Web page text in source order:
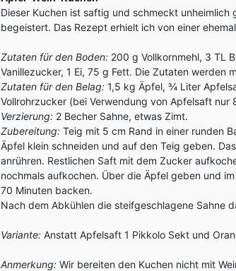
Dieser Kuchen ist saftig und schmeckt
begeistert. Das Rezept erhielt ich von einer
Zutaten für den Boden: 200 g Vollkornmehl, 3 TL
Vanillezucker, 1 Ei, 75 g Fett. Die Zutaten werden
Zutaten für den Belag: 1,5 kg Äpfel, ¾ Liter
Vollrohrzucker (bei Verwendung von Apfelsaft nur
Verzierung: 2 Becher Sahne, etwas Zimt.
Zubereitung: Teig mit 5 cm Rand in einer runden
Äpfel klein schneiden und auf den Teig geben.
anrühren. Restlichen Saft mit dem Zucker
nochmals aufkochen. Über die Äpfel geben und
70 Minuten backen.
Nach dem Abkühlen die steifgeschlagene Sahne
Variante: Anstatt Apfelsaft 1 Pikkolo Sekt und
Anmerkung: Wir bereiten den Kuchen nicht mit